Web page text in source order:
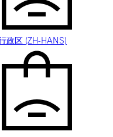
政区 (ZH-HANS)